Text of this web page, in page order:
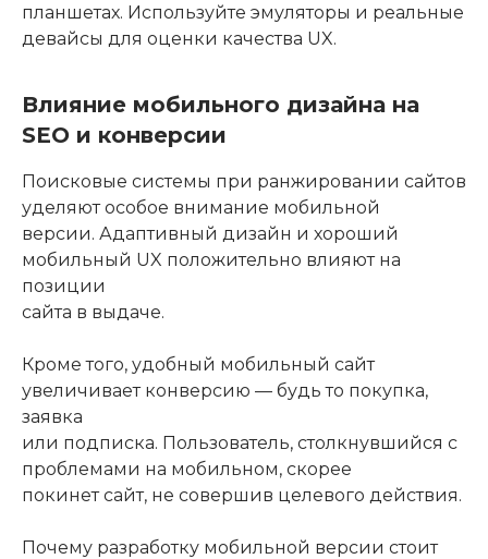
планшетах. Используйте эмуляторы и реальные
девайсы для оценки качества UX.
Влияние мобильного дизайна на
SEO и конверсии
Поисковые системы при ранжировании сайтов
уделяют особое внимание мобильной
версии. Адаптивный дизайн и хороший
мобильный UX положительно влияют на
позиции
сайта в выдаче.
Кроме того, удобный мобильный сайт
увеличивает конверсию — будь то покупка,
заявка
или подписка. Пользователь, столкнувшийся с
проблемами на мобильном, скорее
покинет сайт, не совершив целевого действия.
Почему разработку мобильной версии стоит